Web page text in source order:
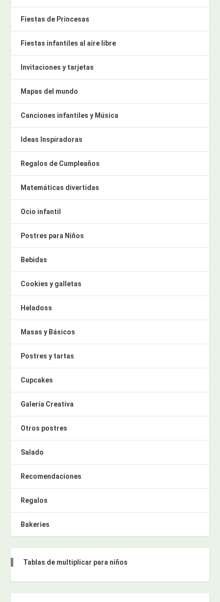
Fiestas de Princesas
Fiestas infantiles al aire libre
Invitaciones y tarjetas
Mapas del mundo
Canciones infantiles y Música
Ideas Inspiradoras
Regalos de Cumpleaños
Matemáticas divertidas
Ocio infantil
Postres para Niños
Bebidas
Cookies y galletas
Heladoss
Masas y Básicos
Postres y tartas
Cupcakes
Galería Creativa
Otros postres
Salado
Recomendaciones
Regalos
Bakeries
Tablas de multiplicar para niños